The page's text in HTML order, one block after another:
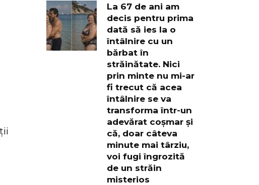
La 67 de ani am
decis pentru prima
dată să ies la o
întâlnire cu un
bărbat în
străinătate. Nici
prin minte nu mi-ar
fi trecut că acea
întâlnire se va
transforma într-un
adevărat coșmar și
că, doar câteva
minute mai târziu,
voi fugi îngrozită
de un străin
misterios